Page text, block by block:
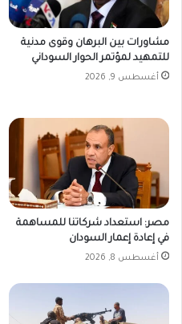
مشاورات بين البرهان وقوى مدنية
للتمهيد لمؤتمر الحوار السوداني
أغسطس 9, 2026
مصر: استعداد شركاتنا للمساهمة
في إعادة إعمار السودان
أغسطس 8, 2026